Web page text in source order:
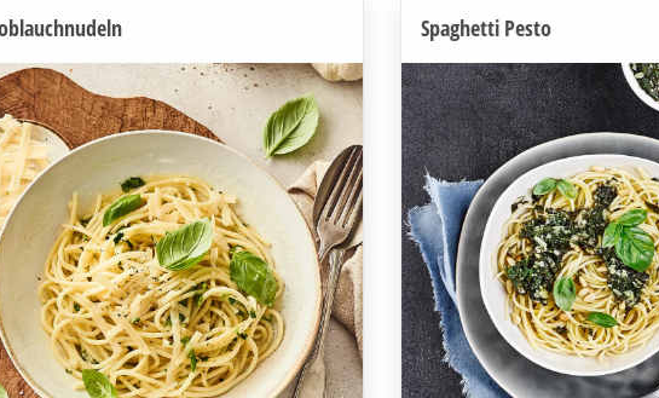
Spaghetti Pesto